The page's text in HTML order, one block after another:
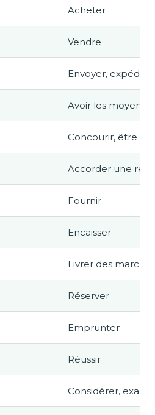
Acheter
Vendre
Envoyer, expédier
Avoir les moyens
Concourir, être
Accorder une
Fournir
Encaisser
Livrer des
Réserver
Emprunter
Réussir
Considérer,